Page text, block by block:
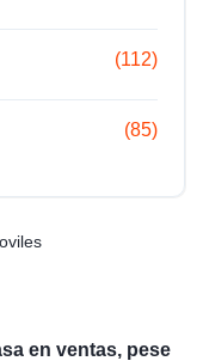
(112)
(85)
en ventas, pese